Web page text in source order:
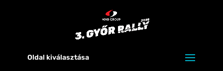
Oldal kiválasztása